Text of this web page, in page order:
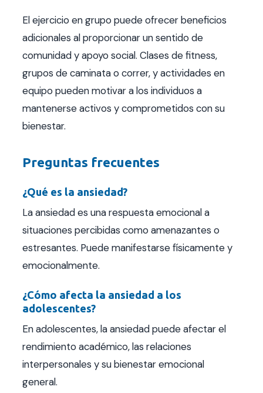
El ejercicio en grupo puede ofrecer beneficios
adicionales al proporcionar un sentido de
comunidad y apoyo social. Clases de fitness,
grupos de caminata o correr, y actividades en
equipo pueden motivar a los individuos a
mantenerse activos y comprometidos con su
bienestar.
Preguntas frecuentes
¿Qué es la ansiedad?
La ansiedad es una respuesta emocional a
situaciones percibidas como amenazantes o
estresantes. Puede manifestarse físicamente y
emocionalmente.
¿Cómo afecta la ansiedad a los
adolescentes?
En adolescentes, la ansiedad puede afectar el
rendimiento académico, las relaciones
interpersonales y su bienestar emocional
general.